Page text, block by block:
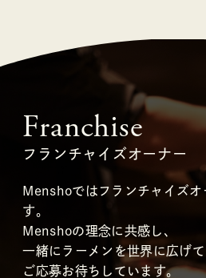
Franchise
フランチャイズオーナー
Menshoではフランチャイズ
す。
Menshoの理念に共感し、
一緒にラーメンを世界に広げ
ご応募お待ちしています。